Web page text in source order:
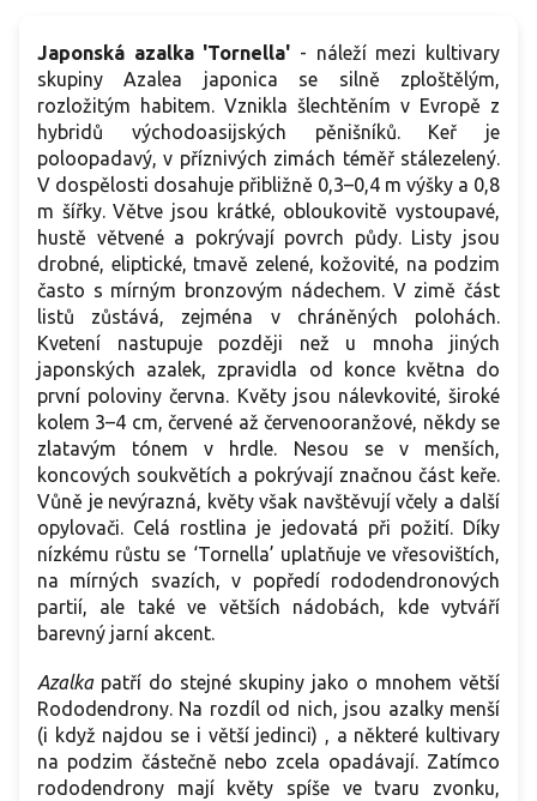
Japonská azalka 'Tornella' - náleží mezi kultivary
skupiny Azalea japonica se silně zploštělým,
rozložitým habitem. Vznikla šlechtěním v Evropě z
hybridů východoasijských pěnišníků. Keř je
poloopadavý, v příznivých zimách téměř stálezelený.
V dospělosti dosahuje přibližně 0,3–0,4 m výšky a 0,8
m šířky. Větve jsou krátké, obloukovitě vystoupavé,
hustě větvené a pokrývají povrch půdy. Listy jsou
drobné, eliptické, tmavě zelené, kožovité, na podzim
často s mírným bronzovým nádechem. V zimě část
listů zůstává, zejména v chráněných polohách.
Kvetení nastupuje později než u mnoha jiných
japonských azalek, zpravidla od konce května do
první poloviny června. Květy jsou nálevkovité, široké
kolem 3–4 cm, červené až červenooranžové, někdy se
zlatavým tónem v hrdle. Nesou se v menších,
koncových soukvětích a pokrývají značnou část keře.
Vůně je nevýrazná, květy však navštěvují včely a další
opylovači. Celá rostlina je jedovatá při požití. Díky
nízkému růstu se ‘Tornella’ uplatňuje ve vřesovištích,
na mírných svazích, v popředí rododendronových
partií, ale také ve větších nádobách, kde vytváří
barevný jarní akcent.
Azalka patří do stejné skupiny jako o mnohem větší
Rododendrony. Na rozdíl od nich, jsou azalky menší
(i když najdou se i větší jedinci) , a některé kultivary
na podzim částečně nebo zcela opadávají. Zatímco
rododendrony mají květy spíše ve tvaru zvonku,